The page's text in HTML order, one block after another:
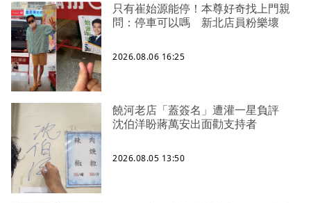
只有崔始源能停！本尊好奇找上門親
問：停車可以嗎 新北店員粉樂壞
2026.08.06 16:25
饒河老店「蓋簽名」遭灌一星負評
沈伯洋盼蔣萬安出面勸支持者
2026.08.05 13:50